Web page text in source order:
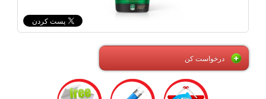
درخواست کن